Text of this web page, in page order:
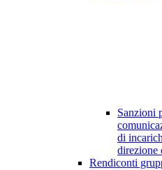
Sanzioni
di
direzione
Rendiconti